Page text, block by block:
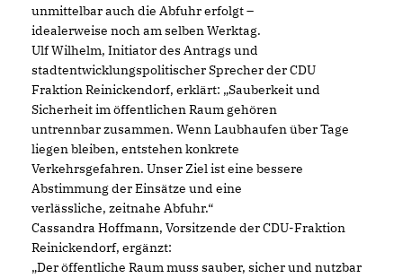
unmittelbar auch die Abfuhr erfolgt –
idealerweise noch am selben Werktag.
Ulf Wilhelm, Initiator des Antrags und
stadtentwicklungspolitischer Sprecher der CDU
Fraktion Reinickendorf, erklärt: „Sauberkeit und
Sicherheit im öffentlichen Raum gehören
untrennbar zusammen. Wenn Laubhaufen über Tage
liegen bleiben, entstehen konkrete
Verkehrsgefahren. Unser Ziel ist eine bessere
Abstimmung der Einsätze und eine
verlässliche, zeitnahe Abfuhr.“
Cassandra Hoffmann, Vorsitzende der CDU-Fraktion
Reinickendorf, ergänzt:
Der öffentliche Raum muss sauber, sicher und nutzbar